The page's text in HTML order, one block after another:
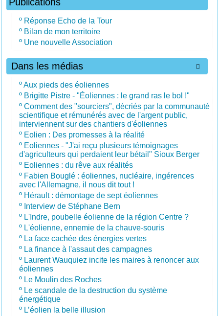
º Réponse Echo de la Tour
º Bilan de mon territoire
º Une nouvelle Association

Dans les médias
ºAux pieds des éoliennes
º Brigitte Pistre - "Éoliennes : le grand ras le bol !"
º Comment des "sourciers", décriés par la communauté
scientifique et rémunérés avec de l'argent public,
interviennent sur des chantiers d'éoliennes
º Eolien : Des promesses à la réalité
º Eoliennes - "J'ai reçu plusieurs témoignages
d'agriculteurs qui perdaient leur bétail" Sioux Berger
º Eoliennes : du rêve aux réalités
º Fabien Bouglé : éoliennes, nucléaire, ingérences
avec l'Allemagne, il nous dit tout !
º Hérault : démontage de sept éoliennes
º Interview de Stéphane Bern
º L'Indre, poubelle éolienne de la région Centre ?
º L'éolienne, ennemie de la chauve-souris
º La face cachée des énergies vertes
º La finance à l'assaut des campagnes
º Laurent Wauquiez incite les maires à renoncer aux
éoliennes
º Le Moulin des Roches
º Le scandale de la destruction du système
énergétique
º L’éolien la belle illusion